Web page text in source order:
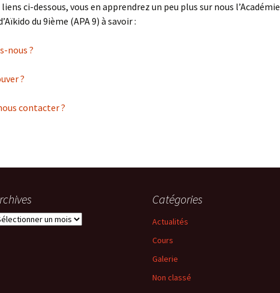
ci-dessous, vous en apprendrez un peu plus sur nous l’Académie
du 9ième (APA 9) à savoir :
nous ?
?
contacter ?
Catégories
Actualités
Cours
Galerie
Non classé